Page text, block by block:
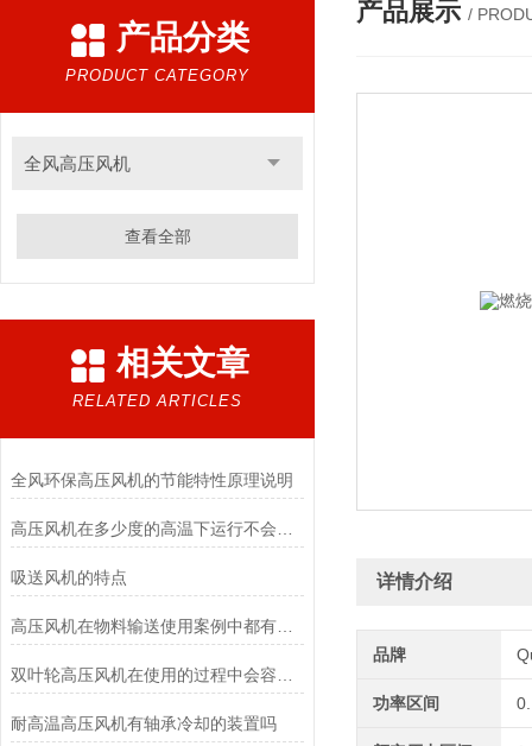
产品分类
PRODUCT CATEGORY
全风高压风机
查看全部
相关文章
RELATED ARTICLES
全风环保高压风机的节能特性原理说明
吸送风机的特点
高压风机在物料输送使用案例中都有哪些行业
耐高温高压风机有轴承冷却的装置吗
产品展示 /
详情介绍
品牌
功率区间